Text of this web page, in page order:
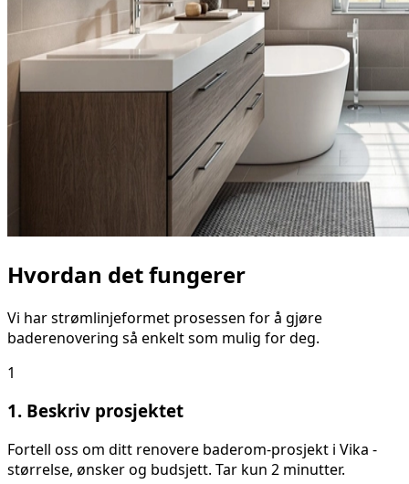
Hvordan det fungerer
Vi har strømlinjeformet prosessen for å gjøre
baderenovering så enkelt som mulig for deg.
1
1. Beskriv prosjektet
Fortell oss om ditt renovere baderom-prosjekt i Vika -
størrelse, ønsker og budsjett. Tar kun 2 minutter.